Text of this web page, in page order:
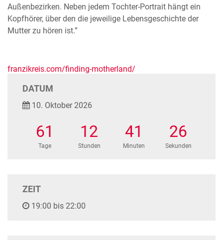
Außenbezirken. Neben jedem Tochter-Portrait hängt ein
Kopfhörer, über den die jeweilige Lebensgeschichte der
Mutter zu hören ist.”
franzikreis.com/finding-motherland/
DATUM
10. Oktober 2026
61
Tage
12
Stunden
41
Minuten
26
Sekunden
ZEIT
19:00 bis 22:00